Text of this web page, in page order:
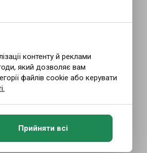
прямо
Країни
під час
контенту й реклами
який дозволяє вам
файлів cookie або керувати
Прийняти всі